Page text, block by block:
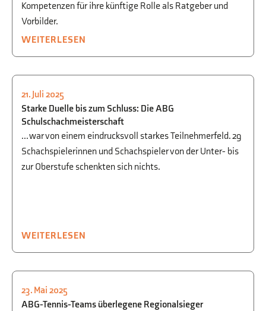
Kompetenzen für ihre künftige Rolle als Ratgeber und
Vorbilder.
WEITERLESEN
SPORT
21. Juli 2025
Starke Duelle bis zum Schluss: Die ABG
Schulschachmeisterschaft
... war von einem eindrucksvoll starkes Teilnehmerfeld. 29
Schachspielerinnen und Schachspieler von der Unter- bis
zur Oberstufe schenkten sich nichts.
WEITERLESEN
SPORT
23. Mai 2025
ABG-Tennis-Teams überlegene Regionalsieger